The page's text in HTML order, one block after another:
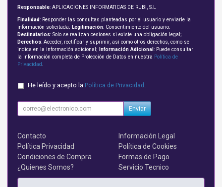
Responsable: APLICACIONES INFORMATICAS DE RUBI, S.L
Finalidad: Responder las consultas planteadas por el usuario y enviarle la
información solicitada; Legitimación: Consentimiento del usuario;
Destinatarios: Solo se realizan cesiones si existe una obligación legal;
Derechos: Acceder, rectificar y suprimir, así como otros derechos, como se
indica en la información adicional;
Información Adicional : Puede consultar
la información completa de Protección de Datos en nuestra Política de
Privacidad
He leído y acepto la Política de Privacidad .
Enviar
Contacto
Información Legal
Política Privacidad
Política de Cookies
Condiciones de Compra
Formas de Pago
¿Quienes Somos?
Servicio Tecnico